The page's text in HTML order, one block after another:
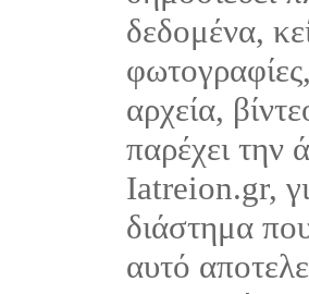
δεδομένα,
αρχεία,
παρέχει την
Iatreion.gr,
διάστημα
αυτό